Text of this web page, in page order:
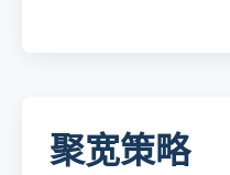
聚宽策略